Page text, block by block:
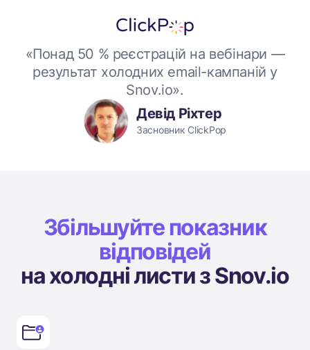
«Понад 50 % реєстрацій на вебінари —
результат холодних email-кампаній у
Snov.io».
Девід Ріхтер
Засновник ClickPop
Збільшуйте показник
відповідей
на холодні листи з Snov.io